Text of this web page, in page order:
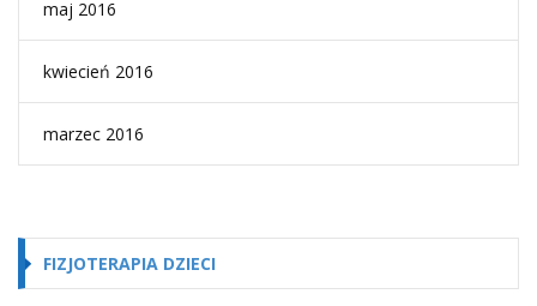
maj 2016
kwiecień 2016
marzec 2016
FIZJOTERAPIA DZIECI